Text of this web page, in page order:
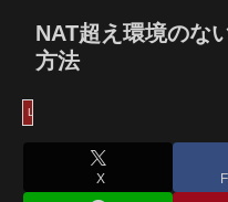
NAT超え環境のな
方法
Linux
X